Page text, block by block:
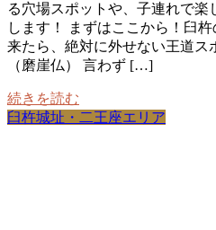
る穴場スポットや、子連れで
します！ まずはここから！臼
来たら、絶対に外せない王道ス
（磨崖仏） 言わず […]
続きを読む
臼杵城址・二王座エリア